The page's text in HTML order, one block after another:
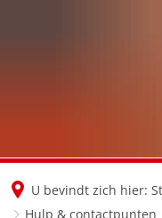
U bevindt zich hier:
Hulp & contactpunten